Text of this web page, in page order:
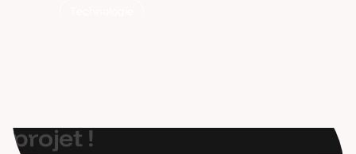
projet!